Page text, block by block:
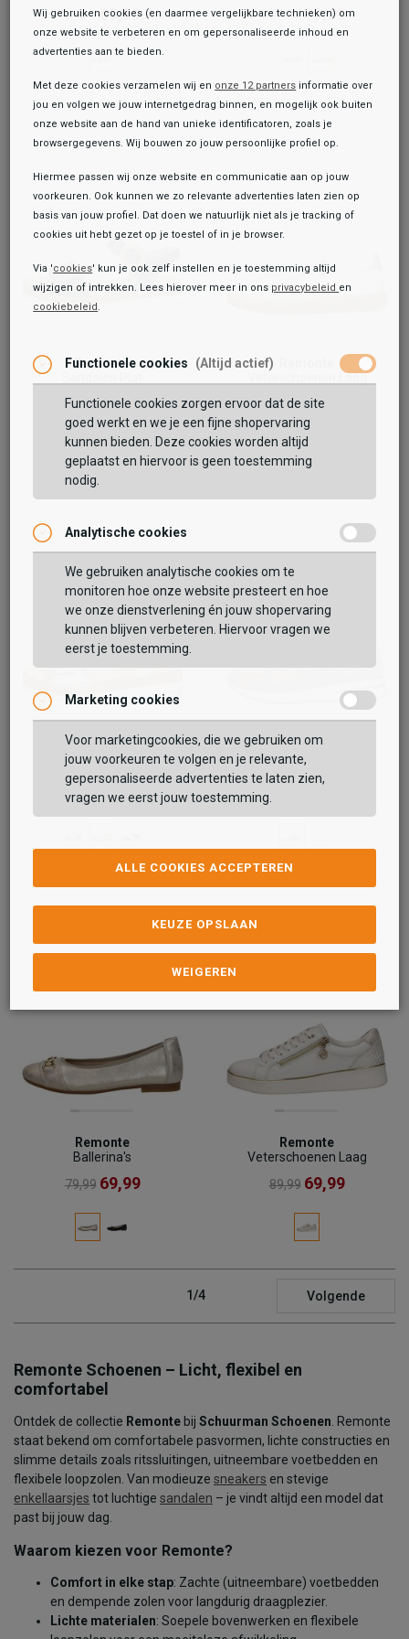
89,9969,99
89,9969,99
Remonte
89,99 69,99
Veterschoenen Laag
89,99 69,99
Remonte
Sandalen Plat
89,9974,99
Remonte
Sneakers Laag
Remonte
Ballerina's
79,99 69,99
Remonte
Veterschoenen Laag
89,99 69,99
1/4 Volgende
Remonte Schoenen – Licht, flexibel en
comfortabel
Ontdek de collectie Remonte bij Schuurman Schoenen . Remonte
staat bekend om comfortabele pasvormen, lichte constructies en
slimme details zoals ritssluitingen, uitneembare voetbedden en
flexibele loopzolen. Van modieuze sneakers en stevige
enkellaarsjes tot luchtige sandalen – je vindt altijd een model dat
past bij jouw dag.
Waarom kiezen voor Remonte?
Comfort in elke stap: Zachte (uitneembare) voetbedden
en dempende zolen voor langdurig draagplezier.
Lichte materialen: Soepele bovenwerken en flexibele
Wij gebruiken cookies (en daarmee vergelijkbare technieken) om
onze website te verbeteren en om gepersonaliseerde inhoud en
advertenties aan te bieden.
Met deze cookies verzamelen wij en onze 12 partners informatie over
jou en volgen we jouw internetgedrag binnen, en mogelijk ook buiten
onze website aan de hand van unieke identificatoren, zoals je
browsergegevens. Wij bouwen zo jouw persoonlijke profiel op.
Hiermee passen wij onze website en communicatie aan op jouw
voorkeuren. Ook kunnen we zo relevante advertenties laten zien op
basis van jouw profiel. Dat doen we natuurlijk niet als je tracking of
cookies uit hebt gezet op je toestel of in je browser.
Via 'cookies' kun je ook zelf instellen en je toestemming altijd
wijzigen of intrekken. Lees hierover meer in ons privacybeleid en
cookiebeleid .
Functionele cookies (Altijd actief)
Functionele cookies zorgen ervoor dat de site
goed werkt en we je een fijne shopervaring
kunnen bieden. Deze cookies worden altijd
geplaatst en hiervoor is geen toestemming
nodig.
Analytische cookies
We gebruiken analytische cookies om te
monitoren hoe onze website presteert en hoe
we onze dienstverlening én jouw shopervaring
kunnen blijven verbeteren. Hiervoor vragen we
eerst je toestemming.
Marketing cookies
Voor marketingcookies, die we gebruiken om
jouw voorkeuren te volgen en je relevante,
gepersonaliseerde advertenties te laten zien,
vragen we eerst jouw toestemming.
ALLE COOKIES ACCEPTEREN
KEUZE OPSLAAN
WEIGEREN